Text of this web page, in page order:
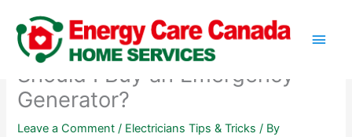
content
Should I Buy an Emergency
Generator?
Leave a Comment / Electricians Tips & Tricks / By